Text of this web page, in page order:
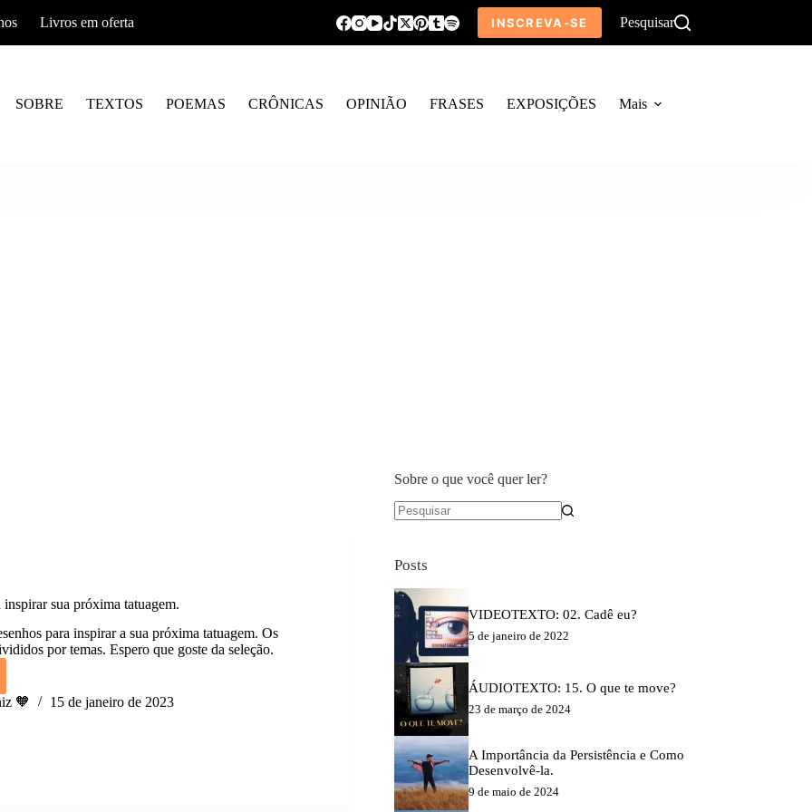
Livros em oferta INSCREVA-SE Pesquisar
SOBRE TEXTOS POEMAS CRÔNICAS OPINIÃO FRASES EXPOSIÇÕES Mais
inspirar sua próxima tatuagem.
para inspirar a sua próxima tatuagem. Os
por temas. Espero que goste da seleção.
🧡 15 de janeiro de 2023
Sobre o que você quer ler?
Posts
VIDEOTEXTO: 02. Cadê eu?
5 de janeiro de 2022
ÁUDIOTEXTO: 15. O que te move?
23 de março de 2024
A Importância da Persistência e Como
Desenvolvê-la.
9 de maio de 2024